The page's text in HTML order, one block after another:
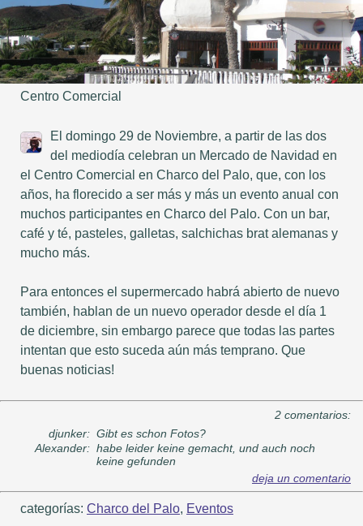
Centro Comercial
El domingo 29 de Noviembre, a partir de las dos
del mediodía celebran un Mercado de Navidad en
el Centro Comercial en Charco del Palo, que, con los
años, ha florecido a ser más y más un evento anual con
muchos participantes en Charco del Palo. Con un bar,
café y té, pasteles, galletas, salchichas brat alemanas y
mucho más.
Para entonces el supermercado habrá abierto de nuevo
también, hablan de un nuevo operador desde el día 1
de diciembre, sin embargo parece que todas las partes
intentan que esto suceda aún más temprano. Que
buenas noticias!
2 comentarios:
djunker: Gibt es schon Fotos?
Alexander: habe leider keine gemacht, und auch noch
keine gefunden
deja un comentario
categorías: Charco del Palo, Eventos